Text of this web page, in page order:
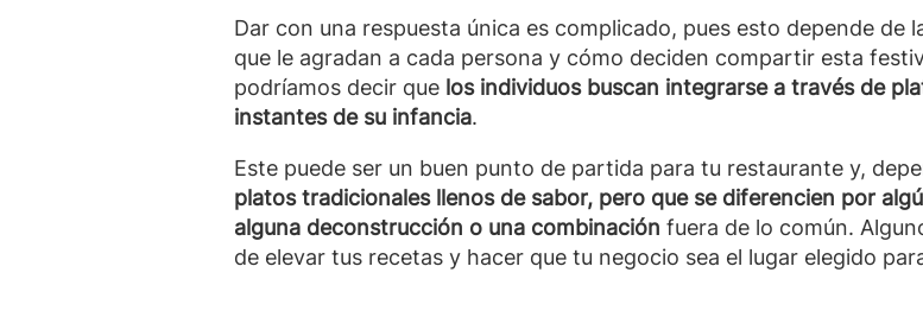
Dar con una respuesta única es complicado, pues esto depende de
que le agradan a cada persona y cómo deciden compartir esta
podríamos decir que los individuos buscan integrarse a través de
instantes de su infancia.
Este puede ser un buen punto de partida para tu restaurante y,
platos tradicionales llenos de sabor, pero que se diferencien por
alguna deconstrucción o una combinación fuera de lo común.
de elevar tus recetas y hacer que tu negocio sea el lugar elegido